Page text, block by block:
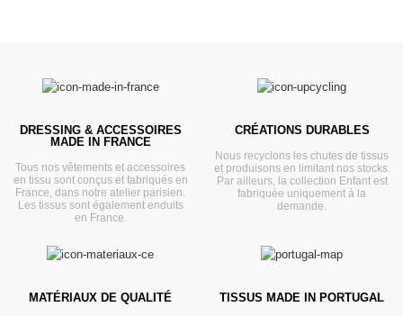
DRESSING & ACCESSOIRES
MADE IN FRANCE
Tous nos vêtements et accessoires
en tissu sont conçus et fabriqués en
France, dans notre atelier parisien.
Les tissus sont également enduits
en France.
CRÉATIONS DURABLES
Nous recyclons les chutes de tissus
et produisons en limitant nos stocks.
Par ailleurs, la collection Enfant est
fabriquée uniquement à la
demande.
MATÉRIAUX DE QUALITÉ TISSUS MADE IN PORTUGAL